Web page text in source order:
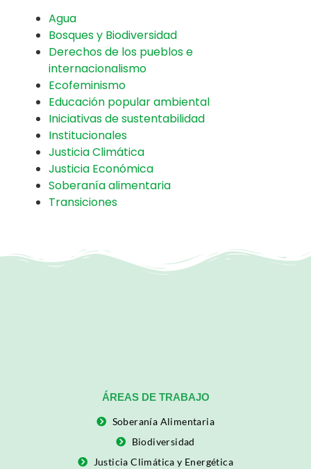
Agua
Bosques y Biodiversidad
Derechos de los pueblos e
internacionalismo
Ecofeminismo
Educación popular ambiental
Iniciativas de sustentabilidad
Institucionales
Justicia Climática
Justicia Económica
Soberanía alimentaria
Transiciones
ÁREAS DE TRABAJO
Soberanía Alimentaria
Biodiversidad
Justicia Climática y Energética